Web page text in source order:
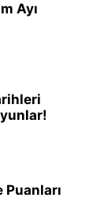
Ayı
Puanları